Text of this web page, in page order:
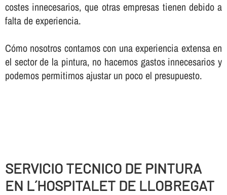
costes innecesarios, que otras empresas tienen debido a
falta de experiencia.
Cómo nosotros contamos con una experiencia extensa en
el sector de la pintura, no hacemos gastos innecesarios y
podemos permitirnos ajustar un poco el presupuesto.
SERVICIO TECNICO DE PINTURA
EN L´HOSPITALET DE LLOBREGAT